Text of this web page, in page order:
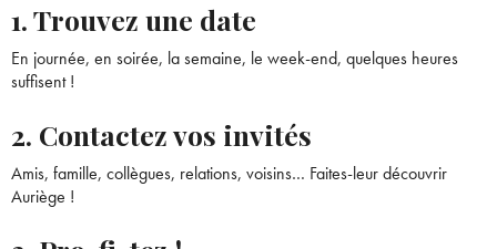
1. Trouvez une date
En journée, en soirée, la semaine, le week-end, quelques heures
suffisent !
2. Contactez vos invités
Amis, famille, collègues, relations, voisins… Faites-leur découvrir
Auriège !